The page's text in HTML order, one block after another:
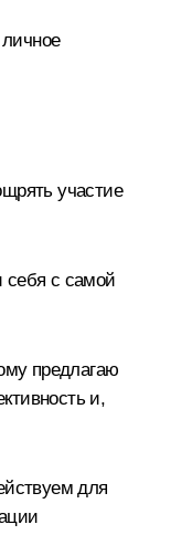
участие
себя с самой
предлагаю
и,
для